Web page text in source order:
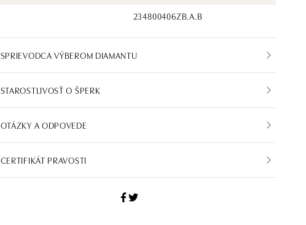
234800406ZB.A.B
SPRIEVODCA VÝBEROM DIAMANTU
STAROSTLIVOSŤ O ŠPERK
OTÁZKY A ODPOVEDE
CERTIFIKÁT PRAVOSTI